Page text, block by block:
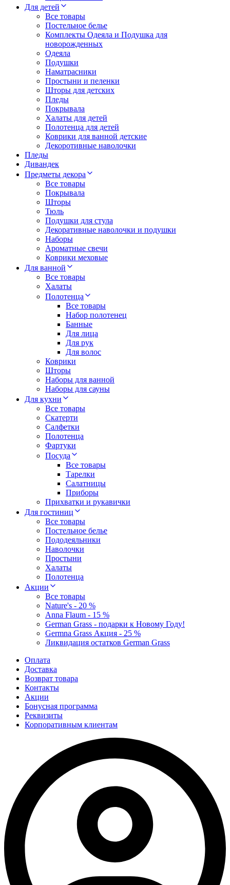
Для детей
Все товары
Постельное белье
Комплекты Одеяла и Подушка для
новорожденных
Одеяла
Подушки
Наматрасники
Простыни и пеленки
Шторы для детских
Пледы
Покрывала
Халаты для детей
Полотенца для детей
Коврики для ванной детские
Декоротивные наволочки
Пледы
Дивандек
Предметы декора
Все товары
Покрывала
Шторы
Тюль
Подушки для стула
Декоративные наволочки и подушки
Наборы
Ароматные свечи
Коврики меховые
Для ванной
Все товары
Халаты
Полотенца
Все товары
Набор полотенец
Банные
Для лица
Для рук
Для волос
Коврики
Шторы
Наборы для ванной
Наборы для сауны
Для кухни
Все товары
Скатерти
Салфетки
Полотенца
Фартуки
Посуда
Все товары
Тарелки
Салатницы
Приборы
Прихватки и рукавички
Для гостиниц
Все товары
Постельное белье
Пододеяльники
Наволочки
Простыни
Халаты
Полотенца
Акции
Все товары
Nature's - 20 %
Anna Flaum - 15 %
German Grass - подарки к Новому Году!
Germna Grass Акция - 25 %
Ликвидация остатков German Grass
Оплата
Доставка
Возврат товара
Контакты
Акции
Бонусная программа
Реквизиты
Корпоративным клиентам